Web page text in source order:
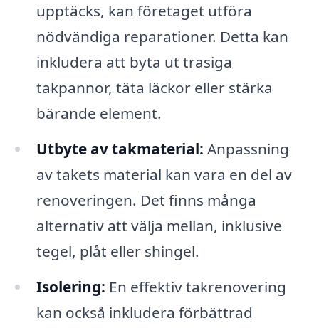
upptäcks, kan företaget utföra
nödvändiga reparationer. Detta kan
inkludera att byta ut trasiga
takpannor, täta läckor eller stärka
bärande element.
Utbyte av takmaterial: Anpassning
av takets material kan vara en del av
renoveringen. Det finns många
alternativ att välja mellan, inklusive
tegel, plåt eller shingel.
Isolering: En effektiv takrenovering
kan också inkludera förbättrad